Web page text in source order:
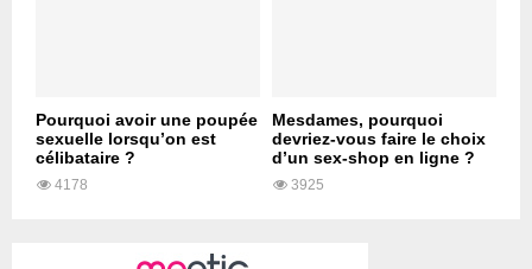
Pourquoi avoir une poupée
sexuelle lorsqu’on est
célibataire ?
4178
Mesdames, pourquoi
devriez-vous faire le choix
d’un sex-shop en ligne ?
3925